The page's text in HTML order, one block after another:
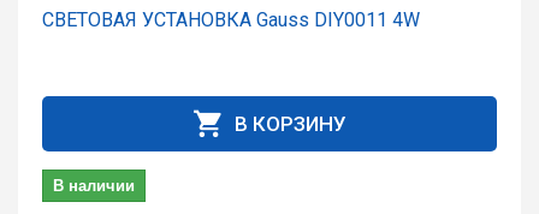
СВЕТОВАЯ УСТАНОВКА Gauss DIY0011 4W
В КОРЗИНУ
В наличии